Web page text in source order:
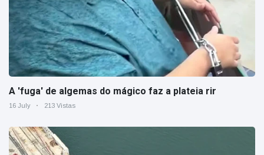
A 'fuga' de algemas do mágico faz a plateia rir
16 July 213 Vistas